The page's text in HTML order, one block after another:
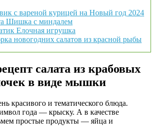
с вареной курицей на Новый год 2024
Шишка с миндалем
Елочная игрушка
новогодних салатов из красной рыбы
салата из крабовых
в виде мышки
красивого и тематического блюда.
года — крыску. А в качестве
простые продукты — яйца и